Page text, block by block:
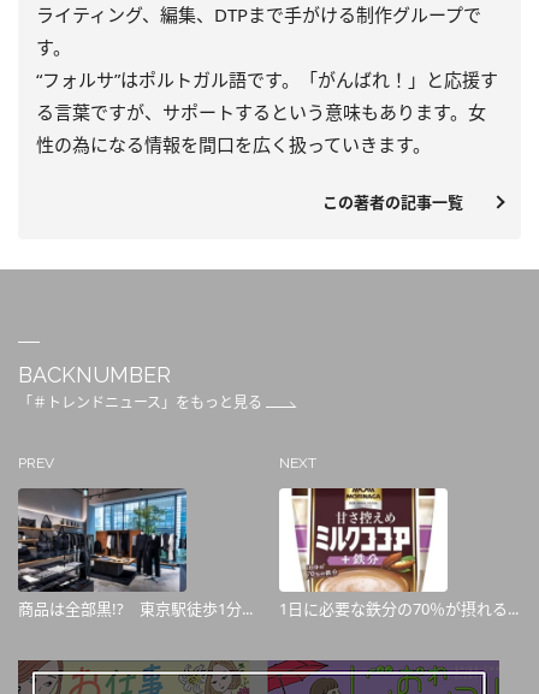
ライティング、編集、DTPまで手がける制作グループで
す。
“フォルサ”はポルトガル語です。「がんばれ！」と応援す
る言葉ですが、サポートするという意味もあります。女
性の為になる情報を間口を広く扱っていきます。
この著者の記事一覧
BACKNUMBER
「＃トレンドニュース」をもっと見る
PREV
商品は全部黒!? 東京駅徒歩1分...
NEXT
1日に必要な鉄分の70％が摂れる...